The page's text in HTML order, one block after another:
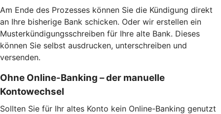
Am Ende des Prozesses können Sie die Kündigung direkt
an Ihre bisherige Bank schicken. Oder wir erstellen ein
Musterkündigungsschreiben für Ihre alte Bank. Dieses
können Sie selbst ausdrucken, unterschreiben und
versenden.
Ohne Online-Banking – der manuelle
Kontowechsel
Sollten Sie für Ihr altes Konto kein Online-Banking genutzt